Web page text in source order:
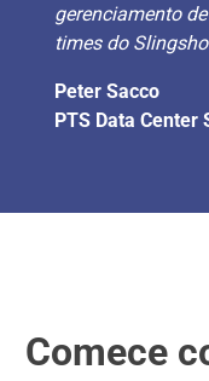
gerenciamento
times do
Peter Sacco
PTS Data Center
Comece